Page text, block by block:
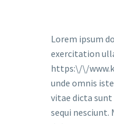
Lorem ipsum
exercitation
https:\/\/
unde omnis
vitae dicta
sequi nesciunt.